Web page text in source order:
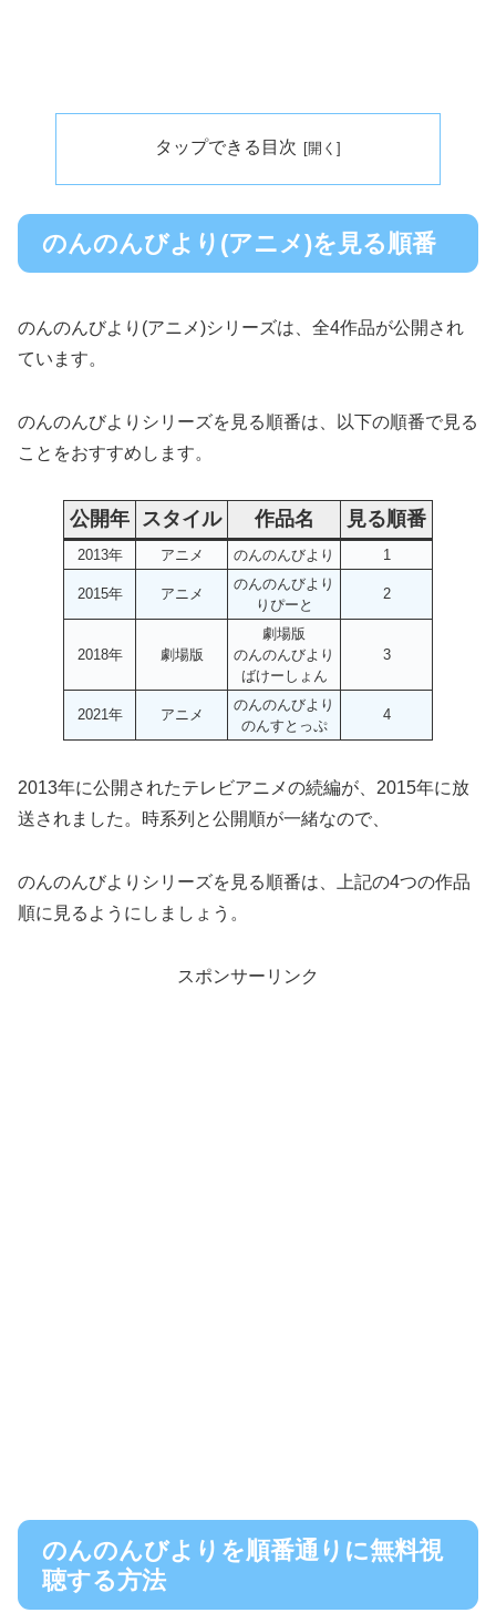
タップできる目次
のんのんびより(アニメ)を見る順番
のんのんびより(アニメ)シリーズは、全4作品が公開され
ています。
のんのんびよりシリーズを見る順番は、以下の順番で見る
ことをおすすめします。
公開年 スタイル 作品名 見る順番
2013年 アニメ のんのんびより 1
2015年 アニメ
のんのんびより
りぴーと
2
2018年 劇場版
劇場版
のんのんびより
ばけーしょん
3
2021年 アニメ
のんのんびより
のんすとっぷ
4
2013年に公開されたテレビアニメの続編が、2015年に放
送されました。時系列と公開順が一緒なので、
のんのんびよりシリーズを見る順番は、上記の4つの作品
順に見るようにしましょう。
スポンサーリンク
のんのんびよりを順番通りに無料視
聴する方法